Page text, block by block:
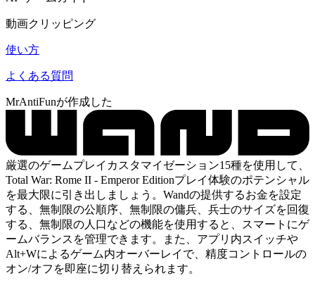
動画クリッピング
使い方
よくある質問
MrAntiFunが作成した
厳選のゲームプレイカスタマイゼーション15種を使用して、
Total War: Rome II - Emperor Editionプレイ体験のポテンシャル
を最大限に引き出しましょう。Wandの提供するお金を設定
する、無制限の公順序、無制限の傭兵、兵士のサイズを回復
する、無制限の人口などの機能を使用すると、スマートにゲ
ームバランスを管理できます。また、アプリ内スイッチや
Alt+Wによるゲーム内オーバーレイで、精度コントロールの
オン/オフを即座に切り替えられます。